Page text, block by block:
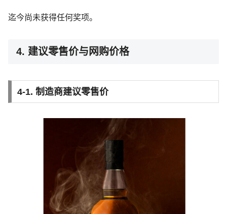
迄今尚未获得任何奖项。
4. 建议零售价与网购价格
4-1. 制造商建议零售价